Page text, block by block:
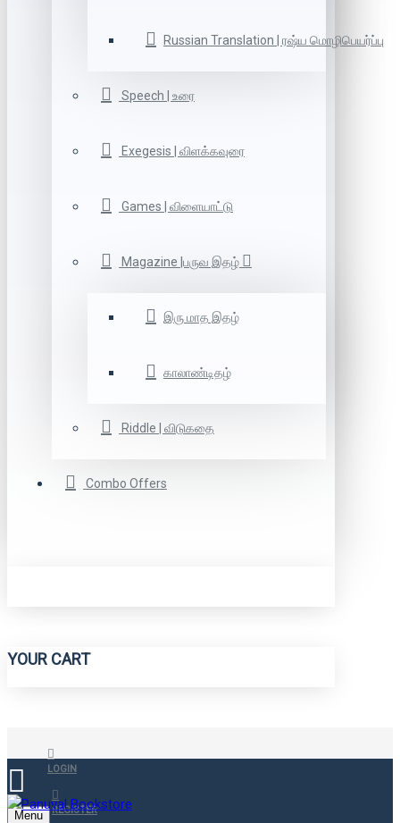
Russian Translation | ரஷ்ய மொழிபெயர்ப்பு
Speech | உரை
Exegesis | விளக்கவுரை
Games | விளையாட்டு
Magazine |பருவ இதழ்
இரு மாத இதழ்
காலாண்டிதழ்
Riddle | விடுகதை
Combo Offers
YOUR CART
LOGIN
REGISTER
Menu